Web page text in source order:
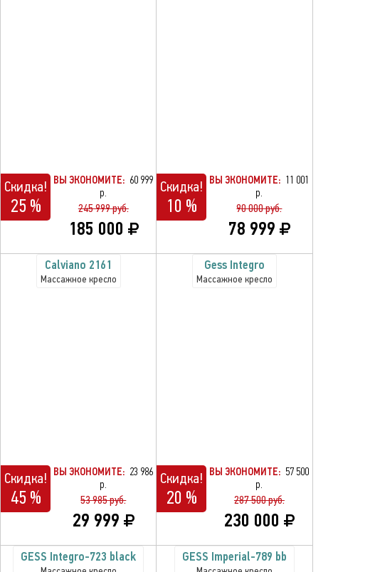
Скидка!
25 %
ВЫ ЭКОНОМИТЕ: 60 999
р.
245 999 руб.
185 000
Скидка!
10 %
ВЫ ЭКОНОМИТЕ: 11 001
р.
90 000 руб.
78 999
Calviano 2161
Массажное кресло
Скидка!
45 %
ВЫ ЭКОНОМИТЕ: 23 986
р.
53 985 руб.
29 999
Gess Integro
Массажное кресло
Скидка!
20 %
ВЫ ЭКОНОМИТЕ: 57 500
р.
287 500 руб.
230 000
GESS Integro-723 black GESS Imperial-789 bb